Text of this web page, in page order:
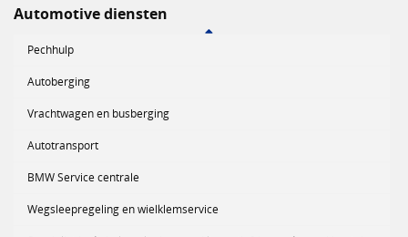
Automotive diensten
Pechhulp
Autoberging
Vrachtwagen en busberging
Autotransport
BMW Service centrale
Wegsleepregeling en wielklemservice